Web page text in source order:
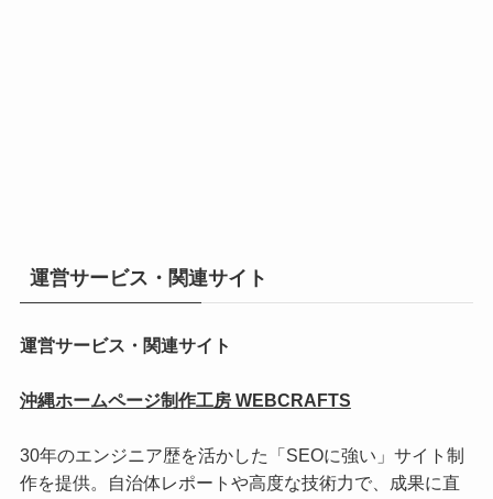
運営サービス・関連サイト
運営サービス・関連サイト
沖縄ホームページ制作工房 WEBCRAFTS
30年のエンジニア歴を活かした「SEOに強い」サイト制
作を提供。自治体レポートや高度な技術力で、成果に直